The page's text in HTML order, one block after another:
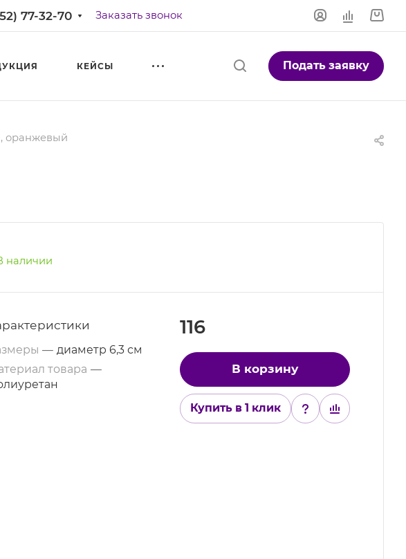
77-32-70 Заказать звонок
КЕЙСЫ Подать заявку
оранжевый
наличии
— диаметр 6,3 см
товара —
116
В корзину
Купить в 1 клик